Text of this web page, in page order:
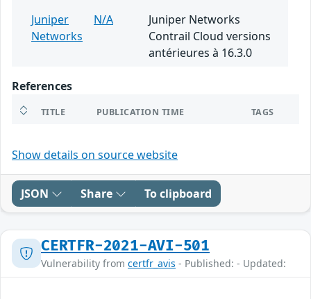
Juniper
Networks
N/A
Juniper Networks
Contrail Cloud versions
antérieures à 16.3.0
References
TITLE PUBLICATION TIME TAGS
Show details on source website
JSON Share To clipboard
CERTFR-2021-AVI-501
Vulnerability from certfr_avis - Published: - Updated: